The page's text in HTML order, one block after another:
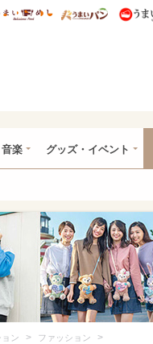
研 ディズニー特集
うまいめし うまい
音楽 グッズ・イベント
ン > ファッション >